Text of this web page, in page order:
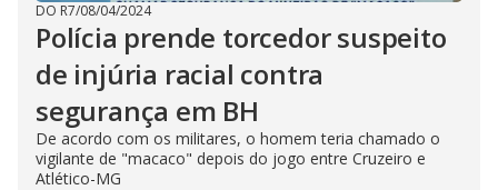
DO R7/08/04/2024
Polícia prende torcedor suspeito
de injúria racial contra
segurança em BH
De acordo com os militares, o homem teria chamado o
vigilante de "macaco" depois do jogo entre Cruzeiro e
Atlético-MG